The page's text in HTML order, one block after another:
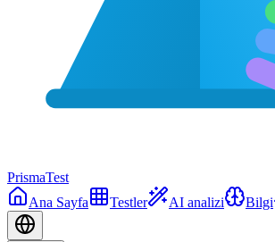
PrismaTest
Ana Sayfa
Testler AI analizi Bilgi